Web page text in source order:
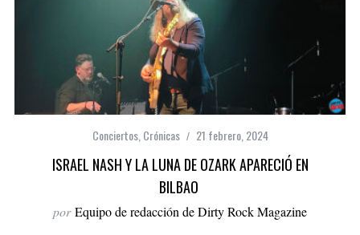
Conciertos, Crónicas 21 febrero, 2024
ISRAEL NASH Y LA LUNA DE OZARK APARECIÓ EN
BILBAO
por Equipo de redacción de Dirty Rock Magazine